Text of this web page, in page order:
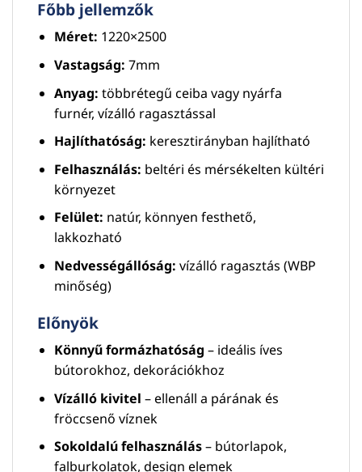
Főbb jellemzők
Méret: 1220×2500
Vastagság: 7mm
Anyag: többrétegű ceiba vagy nyárfa
furnér, vízálló ragasztással
Hajlíthatóság: keresztirányban hajlítható
Felhasználás: beltéri és mérsékelten kültéri
környezet
Felület: natúr, könnyen festhető,
lakkozható
Nedvességállóság: vízálló ragasztás (WBP
minőség)
Előnyök
Könnyű formázhatóság – ideális íves
bútorokhoz, dekorációkhoz
Vízálló kivitel – ellenáll a párának és
fröccsenő víznek
Sokoldalú felhasználás– bútorlapok,
falburkolatok, design elemek